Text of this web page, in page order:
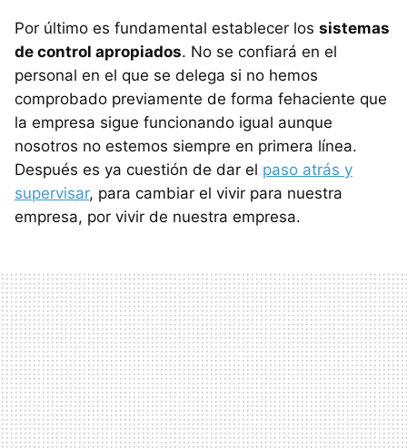
Por último es fundamental establecer los sistemas
de control apropiados. No se confiará en el
personal en el que se delega si no hemos
comprobado previamente de forma fehaciente que
la empresa sigue funcionando igual aunque
nosotros no estemos siempre en primera línea.
Después es ya cuestión de dar el paso atrás y
supervisar, para cambiar el vivir para nuestra
empresa, por vivir de nuestra empresa.